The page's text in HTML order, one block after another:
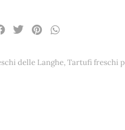
delle Langhe,Tartufi freschi